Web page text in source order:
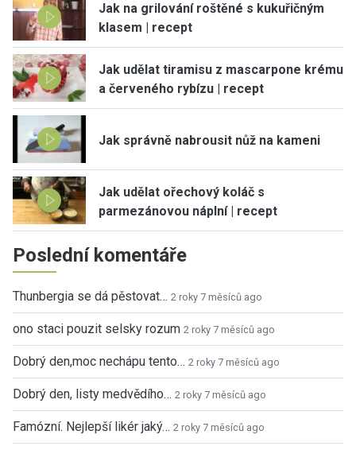
Jak na grilování roštěné s kukuřičným
klasem | recept
Jak udělat tiramisu z mascarpone krému
a červeného rybízu | recept
Jak správně nabrousit nůž na kameni
Jak udělat ořechový koláč s
parmezánovou náplní | recept
Poslední komentáře
Thunbergia se dá pěstovat… 2 roky 7 měsíců ago
ono staci pouzit selsky rozum 2 roky 7 měsíců ago
Dobrý den,moc nechápu tento… 2 roky 7 měsíců ago
Dobrý den, listy medvědího… 2 roky 7 měsíců ago
Famózní. Nejlepší likér jaký… 2 roky 7 měsíců ago